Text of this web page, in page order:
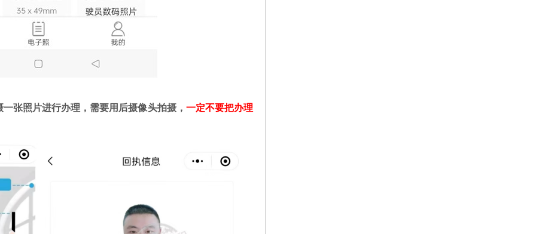
张照片进行办理，需要用后摄像头拍摄， 一定不要把办理